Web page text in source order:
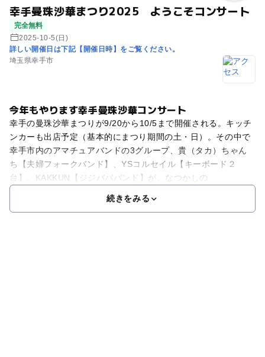
幸手曼珠沙華まつり2025 ようこそコンサート
完全無料
2025-10-5(日)
詳しい開催日は下記【開催日時】をご覧ください。
埼玉県幸手市
今年もやります幸手曼珠沙華コンサート
幸手の曼珠沙華まつりが9/20から10/5まで開催される。キッチ
ンカーも出店予定（基本的にまつり期間の土・日）。その中で
幸手市内のアマチュアバンドの3グループ、貴（タカ）ちゃん
ち【夫婦フォークバンド】、YSコルセイル【キーボード２
台】、KAKKUN【ジジバババンド】が、なつかしの
続きをみる